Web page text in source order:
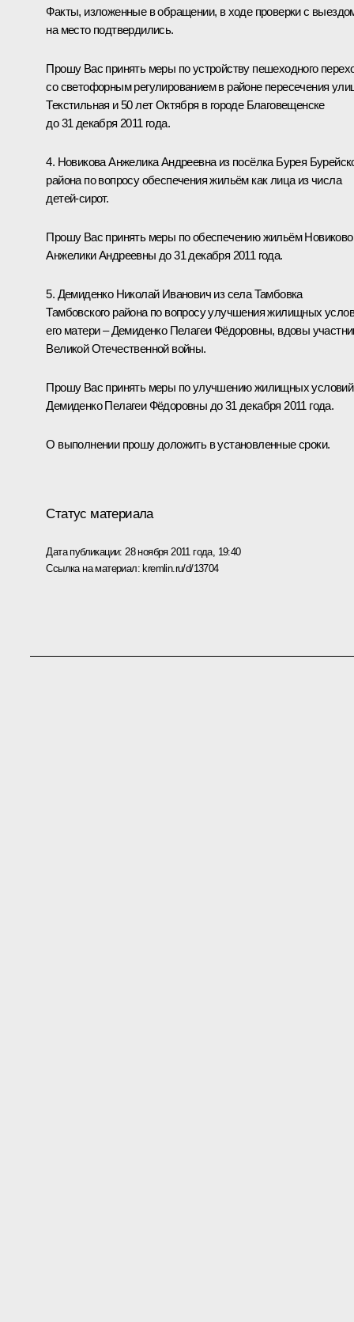
Факты, изложенные в обращении, в ходе проверки с
на место подтвердились.
Прошу Вас принять меры по устройству пешеходного
со светофорным регулированием в районе пересечения
Текстильная и 50 лет Октября в городе Благовещенске
до 31 декабря 2011 года.
4. Новикова Анжелика Андреевна из посёлка Бурея
района по вопросу обеспечения жильём как лица из числа
детей-сирот.
Прошу Вас принять меры по обеспечению жильём
Анжелики Андреевны до 31 декабря 2011 года.
5. Демиденко Николай Иванович из села Тамбовка
Тамбовского района по вопросу улучшения жилищных
его матери – Демиденко Пелагеи Фёдоровны, вдовы
Великой Отечественной войны.
Прошу Вас принять меры по улучшению жилищных условий
Демиденко Пелагеи Фёдоровны до 31 декабря 2011 года.
О выполнении прошу доложить в установленные сроки.
Статус материала
Дата публикации: 28 ноября 2011 года, 19:40
Ссылка на материал:kremlin.ru/d/13704